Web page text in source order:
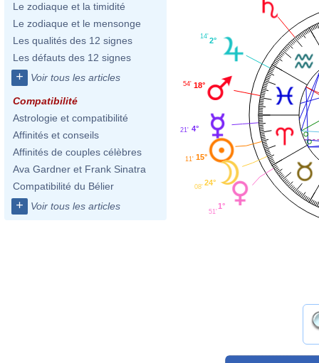
Le zodiaque et la timidité
Le zodiaque et le mensonge
Les qualités des 12 signes
Les défauts des 12 signes
+ Voir tous les articles
Compatibilité
Astrologie et compatibilité
Affinités et conseils
Affinités de couples célèbres
Ava Gardner et Frank Sinatra
Compatibilité du Bélier
+ Voir tous les articles
2°
14'
18°
54'
4°
21'
15°
11'
24°
08'
1°
51'